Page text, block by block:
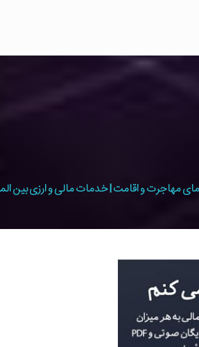
مهاجرت و اقامت | خدمات مالی و ارزی بین